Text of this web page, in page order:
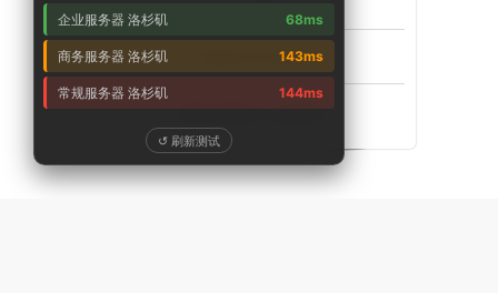
不支持 Windows
美国-洛杉矶 企业专线
企业服务器 洛杉矶 68ms
商务服务器 洛杉矶 143ms
常规服务器 洛杉矶 144ms
↺ 刷新测试